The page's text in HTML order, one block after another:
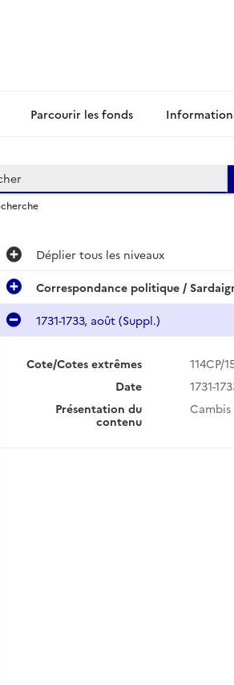
Parcourir les fonds
Déplier tous les niveaux
Correspondance politique /
1731-1733, août (Suppl.)
Cote/Cotes extrêmes
114CP/
Date
1731-
Présentation du
contenu